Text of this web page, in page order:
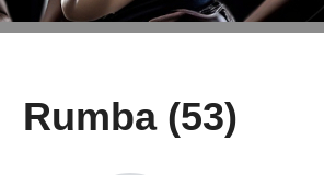
Rumba (53)